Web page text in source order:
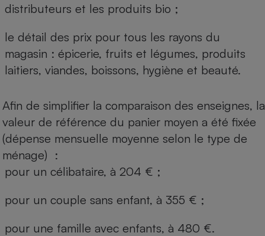
distributeurs et les produits bio ;
le détail des prix pour tous les rayons du
magasin : épicerie, fruits et légumes, produits
laitiers, viandes, boissons, hygiène et beauté.
Afin de simplifier la comparaison des enseignes, la
valeur de référence du panier moyen a été fixée
(dépense mensuelle moyenne selon le type de
ménage) :
pour un célibataire, à 204 € ;
pour un couple sans enfant, à 355 € ;
pour une famille avec enfants, à 480 €.